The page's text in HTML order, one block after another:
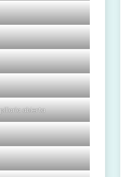
abierta